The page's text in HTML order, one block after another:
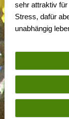
sehr attraktiv
Stress, dafür
unabhängig